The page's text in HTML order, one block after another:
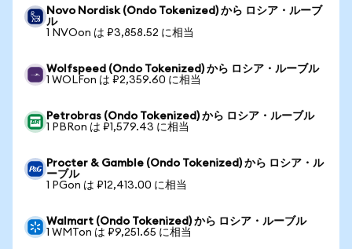
Novo Nordisk (Ondo Tokenized) から ロシア・ルーブ
ル
1 NVOon は ₽3,858.52 に相当
Wolfspeed (Ondo Tokenized) から ロシア・ルーブル
1 WOLFon は ₽2,359.60 に相当
Petrobras (Ondo Tokenized) から ロシア・ルーブル
1 PBRon は ₽1,579.43 に相当
Procter & Gamble (Ondo Tokenized) から ロシア・ル
ーブル
1 PGon は ₽12,413.00 に相当
Walmart (Ondo Tokenized) から ロシア・ルーブル
1 WMTon は ₽9,251.65 に相当